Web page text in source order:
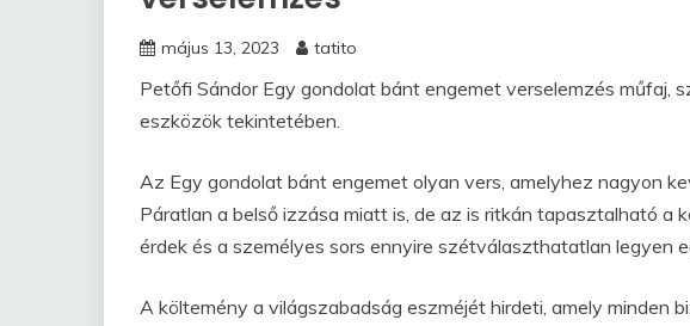
május 13, 2023 tatito
Petőfi Sándor Egy gondolat bánt engemet verselemzés műfaj,
eszközök tekintetében.
Az Egy gondolat bánt engemet olyan vers, amelyhez nagyon
Páratlan a belső izzása miatt is, de az is ritkán tapasztalható a
érdek és a személyes sors ennyire szétválaszthatatlan legyen
A költemény a világszabadság eszméjét hirdeti, amely minden